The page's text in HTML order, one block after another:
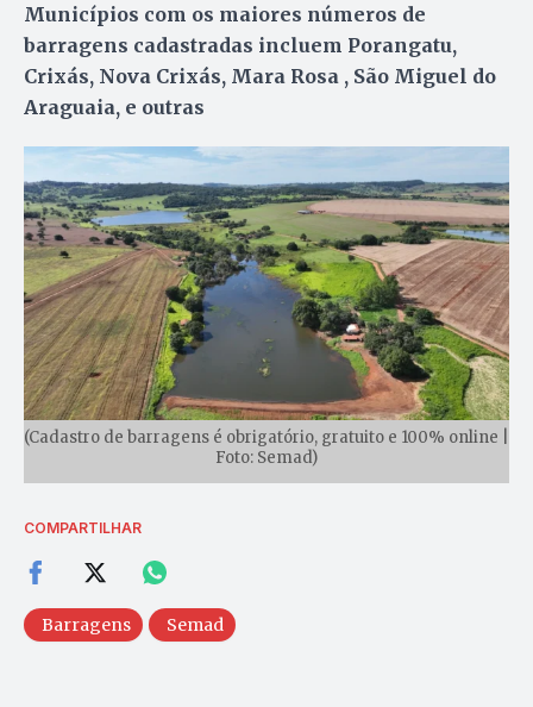
Municípios com os maiores números de
barragens cadastradas incluem Porangatu,
Crixás, Nova Crixás, Mara Rosa , São Miguel do
Araguaia, e outras
(Cadastro de barragens é obrigatório, gratuito e 100% online |
Foto: Semad)
COMPARTILHAR
Barragens Semad